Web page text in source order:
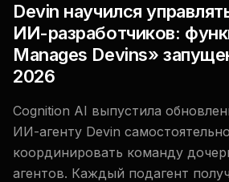
Devin научился
ИИ-разработчиков:
Manages Devins»
2026
Cognition AI выпустила
ИИ-агенту Devin
координировать команду
агентов. Каждый подагент